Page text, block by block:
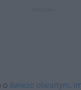
o świeżo otwartym,